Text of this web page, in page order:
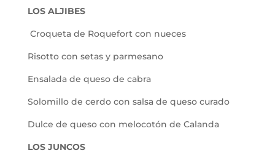
LOS ALJIBES
Croqueta de Roquefort con nueces
Risotto con setas y parmesano
Ensalada de queso de cabra
Solomillo de cerdo con salsa de queso curado
Dulce de queso con melocotón de Calanda
LOS JUNCOS